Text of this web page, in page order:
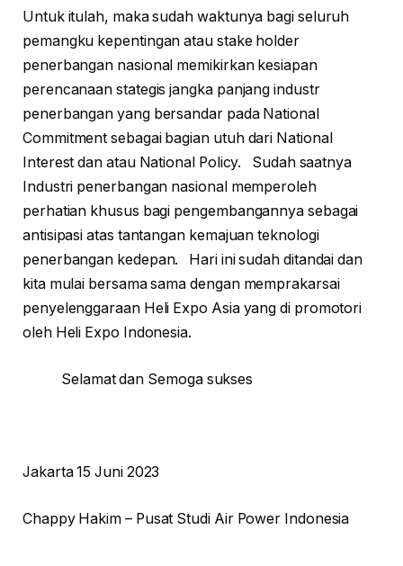
Untuk itulah, maka sudah waktunya bagi seluruh
pemangku kepentingan atau stake holder
penerbangan nasional memikirkan kesiapan
perencanaan stategis jangka panjang industr
penerbangan yang bersandar pada National
Commitment sebagai bagian utuh dari National
Interest dan atau National Policy. Sudah saatnya
Industri penerbangan nasional memperoleh
perhatian khusus bagi pengembangannya sebagai
antisipasi atas tantangan kemajuan teknologi
penerbangan kedepan. Hari ini sudah ditandai dan
kita mulai bersama sama dengan memprakarsai
penyelenggaraan Heli Expo Asia yang di promotori
oleh Heli Expo Indonesia.
Selamat dan Semoga sukses
Jakarta 15 Juni 2023
Chappy Hakim – Pusat Studi Air Power Indonesia